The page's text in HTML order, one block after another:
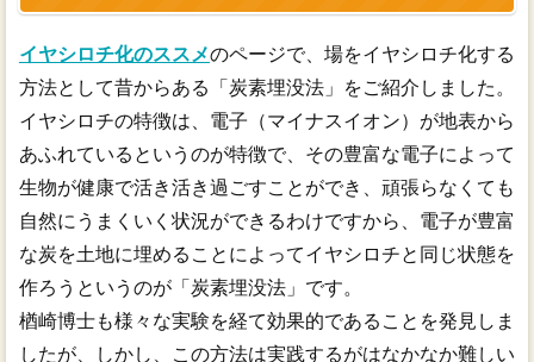
イヤシロチ化のススメのページで、場をイヤシロチ化する
方法として昔からある「炭素埋没法」をご紹介しました。
イヤシロチの特徴は、電子（マイナスイオン）が地表から
あふれているというのが特徴で、その豊富な電子によって
生物が健康で活き活き過ごすことができ、頑張らなくても
自然にうまくいく状況ができるわけですから、電子が豊富
な炭を土地に埋めることによってイヤシロチと同じ状態を
作ろうというのが「炭素埋没法」です。
楢崎博士も様々な実験を経て効果的であることを発見しま
したが、しかし、この方法は実践するがはなかなか難しい